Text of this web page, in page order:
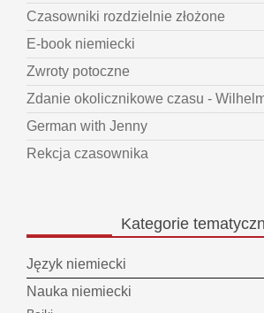
Czasowniki rozdzielnie złożone
E-book niemiecki
Zwroty potoczne
Zdanie okolicznikowe czasu -
German with Jenny
Rekcja czasownika
Kategorie
Język niemiecki
Nauka niemiecki